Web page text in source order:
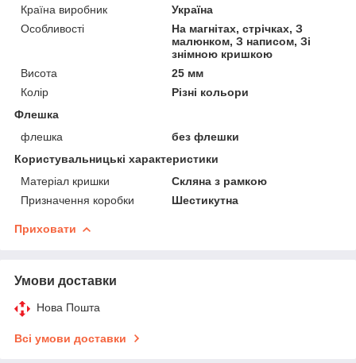
Країна виробник
Україна
Особливості
На магнітах, стрічках, З
малюнком, З написом, Зі
знімною кришкою
Висота
25 мм
Колір
Різні кольори
Флешка
флешка
без флешки
Користувальницькі характеристики
Матеріал кришки
Скляна з рамкою
Призначення коробки
Шестикутна
Приховати
Умови доставки
Нова Пошта
Всі умови доставки